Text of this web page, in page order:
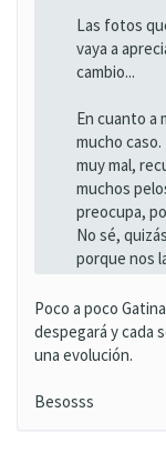
Las fotos
vaya a
cambio...
En cuanto a
mucho
muy mal,
muchos
preocupa,
No sé,
porque nos
Poco a poco
despegará y cada
una evolución.
Besosss